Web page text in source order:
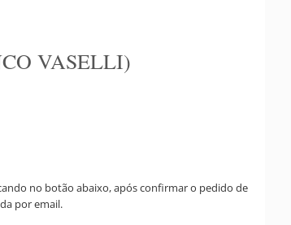
VASELLI)
no botão abaixo, após confirmar o pedido de
por email.